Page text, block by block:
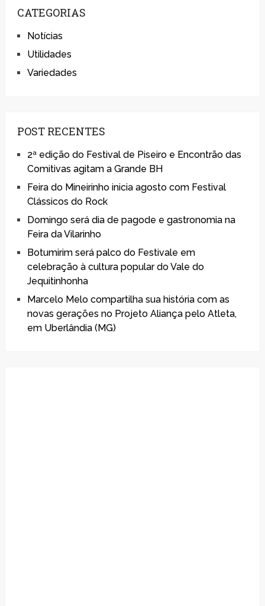
CATEGORIAS
Notícias
Utilidades
Variedades
POST RECENTES
2ª edição do Festival de Piseiro e Encontrão das
Comitivas agitam a Grande BH
Feira do Mineirinho inicia agosto com Festival
Clássicos do Rock
Domingo será dia de pagode e gastronomia na
Feira da Vilarinho
Botumirim será palco do Festivale em
celebração à cultura popular do Vale do
Jequitinhonha
Marcelo Melo compartilha sua história com as
novas gerações no Projeto Aliança pelo Atleta,
em Uberlândia (MG)